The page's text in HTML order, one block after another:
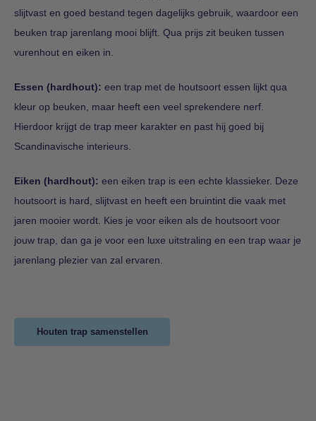
slijtvast en goed bestand tegen dagelijks gebruik, waardoor een
beuken trap jarenlang mooi blijft. Qua prijs zit beuken tussen
vurenhout en eiken in.
Essen (hardhout): een trap met de houtsoort essen lijkt qua
kleur op beuken, maar heeft een veel sprekendere nerf.
Hierdoor krijgt de trap meer karakter en past hij goed bij
Scandinavische interieurs.
Eiken (hardhout): een eiken trap is een echte klassieker. Deze
houtsoort is hard, slijtvast en heeft een bruintint die vaak met
jaren mooier wordt. Kies je voor eiken als de houtsoort voor
jouw trap, dan ga je voor een luxe uitstraling en een trap waar je
jarenlang plezier van zal ervaren.
Houten trap samenstellen